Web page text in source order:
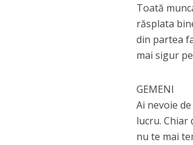
Toată
răsplata
din partea
mai sigur
GEMENI
Ai nevoie
lucru. Chiar
nu te mai